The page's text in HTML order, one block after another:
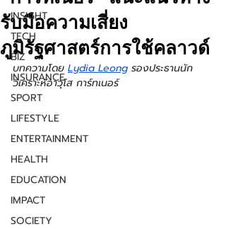
INSIGHT
TECH
BIZ
INSURANCE
SPORT
LIFESTYLE
ENTERTAINMENT
HEALTH
EDUCATION
IMPACT
SOCIETY
รับมือความเสี่ยง
ภูมิรัฐศาสตร์การใช้คลาวด์
บทความโดย Lydia Leong รองประธานนัก
วิเคราะห์อาวุโส การ์ทเนอร์